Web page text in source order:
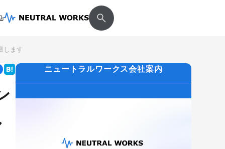
します
ニュートラルワークス会社案内